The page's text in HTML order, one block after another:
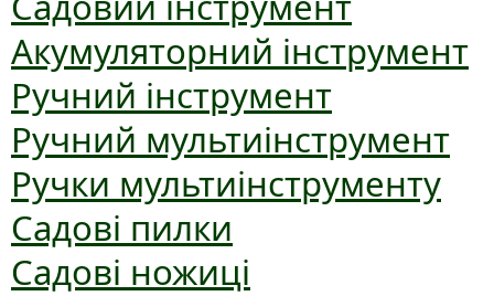
Акумуляторний інструмент
Ручний інструмент
Ручний мультиінструмент
Ручки мультиінструменту
Садові пилки
Садові ножиці